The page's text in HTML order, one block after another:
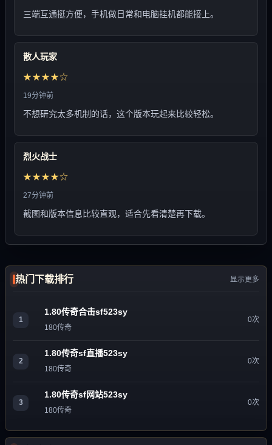
三端互通挺方便，手机做日常和电脑挂机都能接上。
散人玩家
★★★★☆
19分钟前
不想研究太多机制的话，这个版本玩起来比较轻松。
烈火战士
★★★★☆
27分钟前
截图和版本信息比较直观，适合先看清楚再下载。
热门下载排行 显示更多
1
1.80传奇合击sf523sy
180传奇
0次
2
1.80传奇sf直播523sy
180传奇
0次
3
1.80传奇sf网站523sy
180传奇
0次